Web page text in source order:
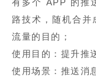
有多个 APP 的推
路技术，随机合并
流量的目的；
使用目的：提升推
使用场景：推送消